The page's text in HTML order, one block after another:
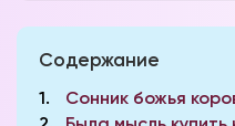
Содержание
1
Сонник божья